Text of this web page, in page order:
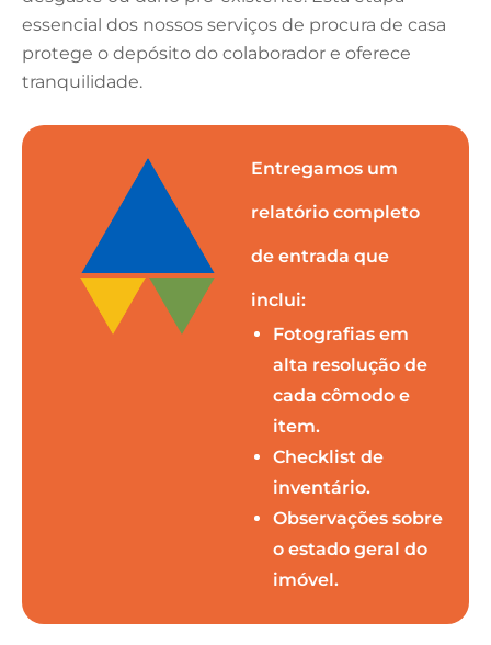
essencial dos nossos serviços de procura de casa
protege o depósito do colaborador e oferece
tranquilidade.
Entregamos um
relatório completo
de entrada que
inclui:
Fotografias em
alta resolução de
cada cômodo e
item.
Checklist de
inventário.
Observações sobre
o estado geral do
imóvel.